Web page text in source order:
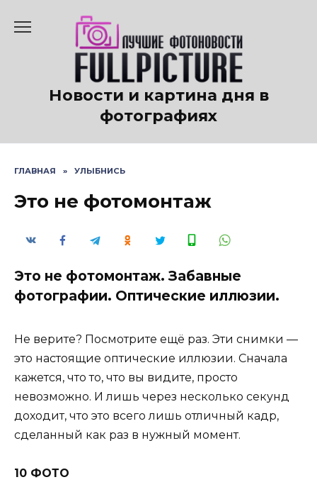
содержанию
Новости и картина дня в
фотографиях
ГЛАВНАЯ » УЛЫБНИСЬ
Это не фотомонтаж
Это не фотомонтаж. Забавные
фотографии. Оптические иллюзии.
Не верите? Посмотрите ещё раз. Эти снимки —
это настоящие оптические иллюзии. Сначала
кажется, что то, что вы видите, просто
невозможно. И лишь через несколько секунд
доходит, что это всего лишь отличный кадр,
сделанный как раз в нужный момент.
10 ФОТО